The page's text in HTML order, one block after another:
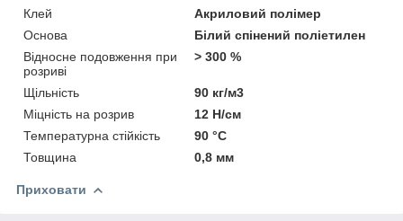
Клей
Акриловий полімер
Основа
Білий спінений поліетилен
Відносне подовження при
розриві
> 300 %
Щільність
90 кг/м3
Міцність на розрив
12 Н/см
Температурна стійкість
90 °С
Товщина
0,8 мм
Приховати